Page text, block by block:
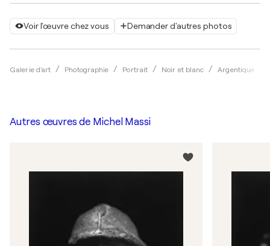
Voir l'œuvre chez vous Demander d'autres photos
Galerie d'art Photographie Portrait Noir et blanc Argentique
Autres œuvres de Michel Massi